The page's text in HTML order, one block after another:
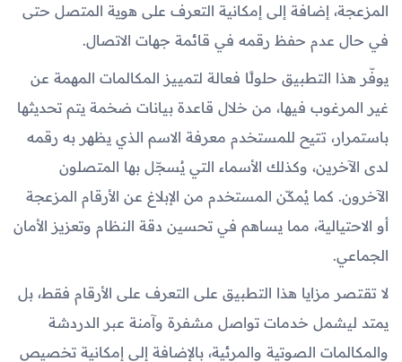
المزعجة، إضافة إلى إمكانية التعرف على هوية المتصل حتى
في حال عدم حفظ رقمه في قائمة جهات الاتصال.
يوفّر هذا التطبيق حلولًا فعالة لتمييز المكالمات المهمة عن
غير المرغوب فيها، من خلال قاعدة بيانات ضخمة يتم تحديثها
باستمرار، تتيح للمستخدم معرفة الاسم الذي يظهر به رقمه
لدى الآخرين، وكذلك الأسماء التي يُسجّل بها المتصلون
الآخرون. كما يُمكّن المستخدم من الإبلاغ عن الأرقام المزعجة
أو الاحتيالية، مما يساهم في تحسين دقة النظام وتعزيز الأمان
الجماعي.
لا تقتصر مزايا هذا التطبيق على التعرف على الأرقام فقط، بل
يمتد ليشمل خدمات تواصل مشفرة وآمنة عبر الدردشة
والمكالمات الصوتية والمرئية، بالإضافة إلى إمكانية تخصيص